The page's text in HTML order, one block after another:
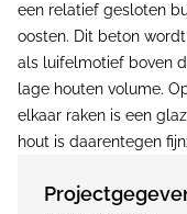
een relatief gesloten
oosten. Dit beton
als luifelmotief boven
lage houten volume.
elkaar raken is een
hout is daarentegen